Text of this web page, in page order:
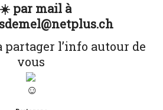
par mail à
partager l’info autour de
vous